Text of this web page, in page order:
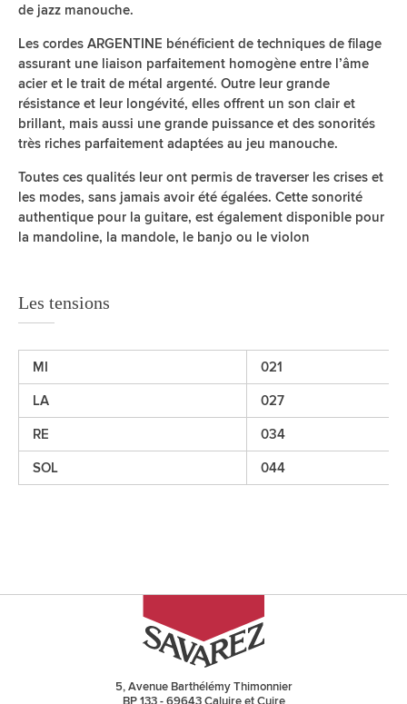
de jazz manouche.
Les cordes ARGENTINE bénéficient de techniques de filage
assurant une liaison parfaitement homogène entre l’âme
acier et le trait de métal argenté. Outre leur grande
résistance et leur longévité, elles offrent un son clair et
brillant, mais aussi une grande puissance et des sonorités
très riches parfaitement adaptées au jeu manouche.
Toutes ces qualités leur ont permis de traverser les crises et
les modes, sans jamais avoir été égalées. Cette sonorité
authentique pour la guitare, est également disponible pour
la mandoline, la mandole, le banjo ou le violon
Les tensions
MI 021
LA 027
RE 034
SOL 044
5, Avenue Barthélémy Thimonnier
BP 133 - 69643 Caluire et Cuire